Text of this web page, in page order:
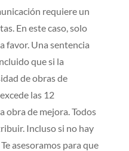
requiere un
En este caso, solo
favor. Una sentencia
que si la
de obras de
las 12
obra de mejora. Todos
Incluso si no hay
asesoramos para que